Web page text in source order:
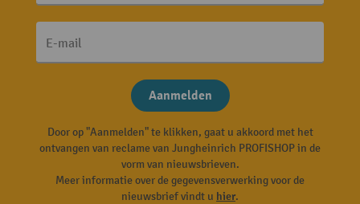
E-mail
Aanmelden
Door op "Aanmelden" te klikken, gaat u akkoord met het
ontvangen van reclame van Jungheinrich PROFISHOP in de
vorm van nieuwsbrieven.
Meer informatie over de gegevensverwerking voor de
nieuwsbrief vindt u hier.